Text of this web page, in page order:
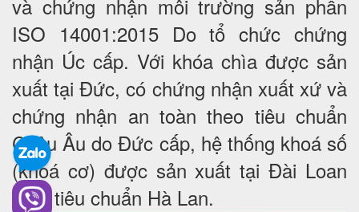
và chứng nhận môi trường sản phẩn
ISO 14001:2015 Do tổ chức chứng
nhận Úc cấp. Với khóa chìa được sản
xuất tại Đức, có chứng nhận xuất xứ và
chứng nhận an toàn theo tiêu chuẩn
Châu Âu do Đức cấp, hệ thống khoá số
(khoá cơ) được sản xuất tại Đài Loan
theo tiêu chuẩn Hà Lan.